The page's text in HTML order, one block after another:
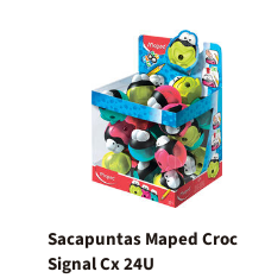
Sacapuntas Maped Croc
Signal Cx 24U